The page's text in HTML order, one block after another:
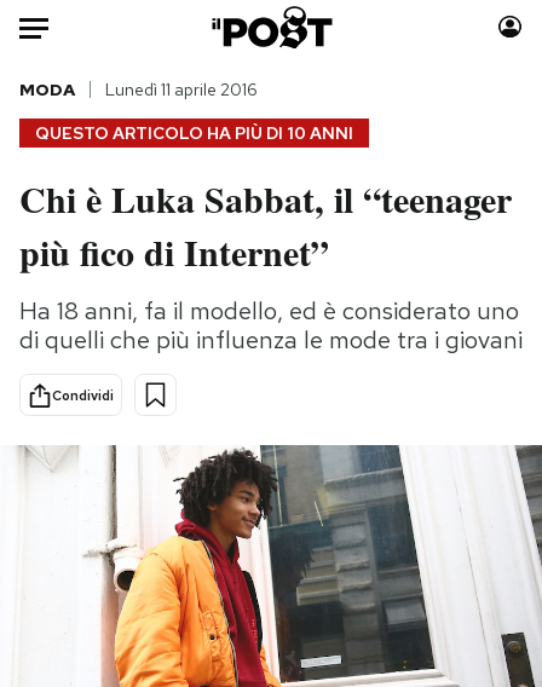
HOME
Italia
Politica
Tecnologia
Internet
Scienza
Cultura
Economia
Sport
Moda
Consumismi
Storie/Idee
Ok Boomer!
Altrecose
Mondiali calcio 2026
PODCAST
NEWSLETTER
QUESTO ARTICOLO HA PIÙ DI 10 ANNI
MODA Lunedì 11 aprile 2016
Chi è Luka Sabbat, il “teenager
più fico di Internet”
Ha 18 anni, fa il modello, ed è considerato uno
di quelli che più influenza le mode tra i giovani
Condividi